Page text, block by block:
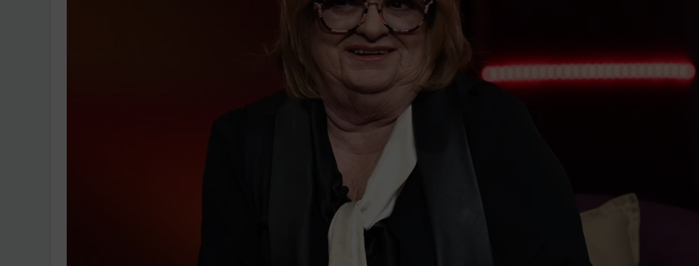
Amikor a Tetris boldogabbá tesz, mint a szerelem
Létezik tökéletes élet: Truman is elhitte
Az ördög még mindig Pradát visel. De te miért öltözöl hozzá?
Móricz Zsigmond: falusi író vagy boncmester?